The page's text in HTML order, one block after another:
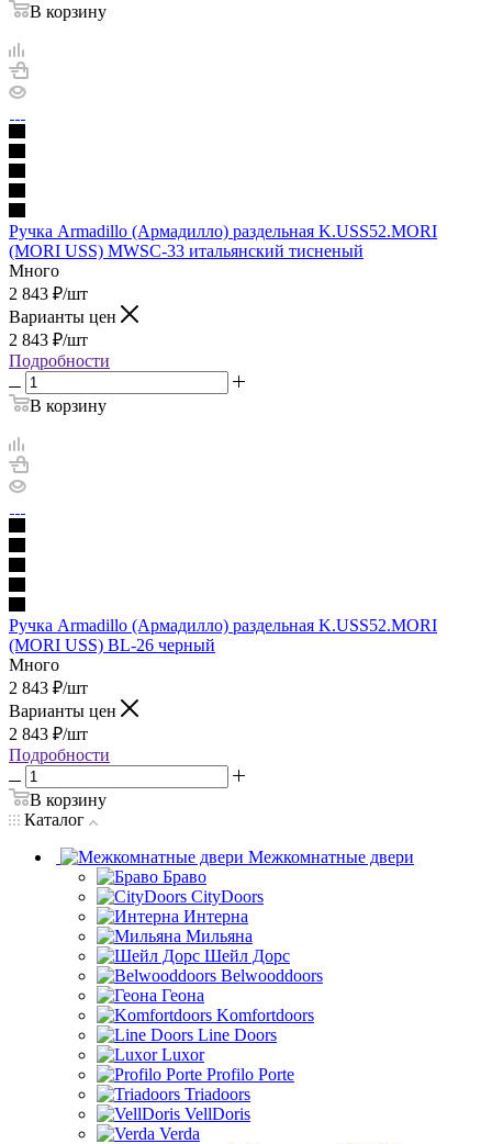
В корзину
Ручка Armadillo (Армадилло) раздельная K.USS52.MORI
(MORI USS) MWSC-33 итальянский тисненый
Много
2 843 ₽/шт
Варианты цен
2 843 ₽/шт
Подробности
В корзину
Ручка Armadillo (Армадилло) раздельная K.USS52.MORI
(MORI USS) BL-26 черный
Много
2 843 ₽/шт
Варианты цен
2 843 ₽/шт
Подробности
В корзину
Каталог
Межкомнатные двери
Браво
CityDoors
Интерна
Мильяна
Шейл Дорс
Belwooddoors
Геона
Komfortdoors
Line Doors
Luxor
Profilo Porte
Triadoors
VellDoris
Verda